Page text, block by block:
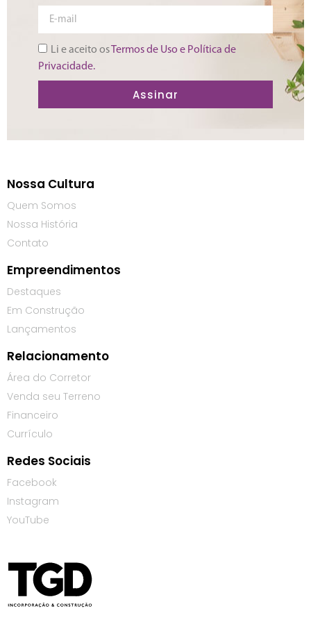
Li e aceito osTermos de Uso e Política de
Privacidade.
Assinar
Nossa Cultura
Quem Somos
Nossa História
Contato
Empreendimentos
Destaques
Em Construção
Lançamentos
Relacionamento
Área do Corretor
Venda seu Terreno
Financeiro
Currículo
Redes Sociais
Facebook
Instagram
YouTube